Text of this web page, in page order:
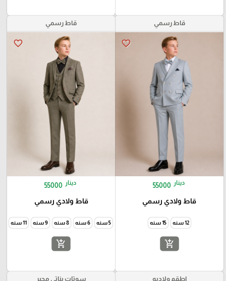
قاط رسمي
favorite_border
55000 دينار
قاط ولادي رسمي
12 سنه 15 سنه
add_shopping_cart
قاط رسمي
favorite_border
55000 دينار
قاط ولادي رسمي
5 سنه 6 سنه 8 سنه 9 سنه 11 سنه
add_shopping_cart
اطقم ولاديه سوتات بناتي محير